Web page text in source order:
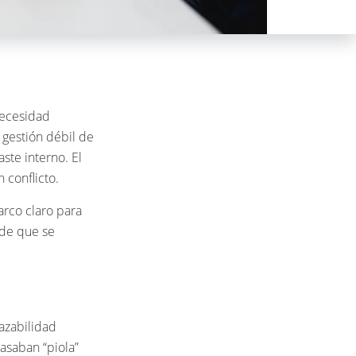
débil de
interno. El
conflicto.
claro para
que se
“piola”